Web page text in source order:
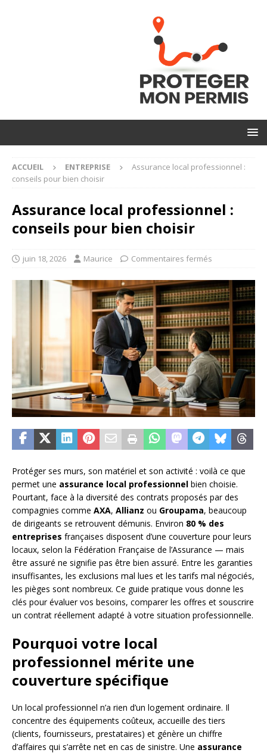
ACCUEIL ENTREPRISE
Assurance local professionnel :
conseils pour bien choisir
Assurance local professionnel :
conseils pour bien choisir
juin 18, 2026 Maurice Commentaires fermés
Protéger ses murs, son matériel et son activité : voilà ce que
permet une assurance local professionnel bien choisie.
Pourtant, face à la diversité des contrats proposés par des
compagnies comme AXA, Allianz ou Groupama, beaucoup
de dirigeants se retrouvent démunis. Environ 80 % des
entreprises françaises disposent d’une couverture pour leurs
locaux, selon la Fédération Française de l’Assurance — mais
être assuré ne signifie pas être bien assuré. Entre les garanties
insuffisantes, les exclusions mal lues et les tarifs mal négociés,
les pièges sont nombreux. Ce guide pratique vous donne les
clés pour évaluer vos besoins, comparer les offres et souscrire
un contrat réellement adapté à votre situation professionnelle.
Pourquoi votre local
professionnel mérite une
couverture spécifique
Un local professionnel n’a rien d’un logement ordinaire. Il
concentre des équipements coûteux, accueille des tiers
(clients, fournisseurs, prestataires) et génère un chiffre
d’affaires qui s’arrête net en cas de sinistre. Une assurance